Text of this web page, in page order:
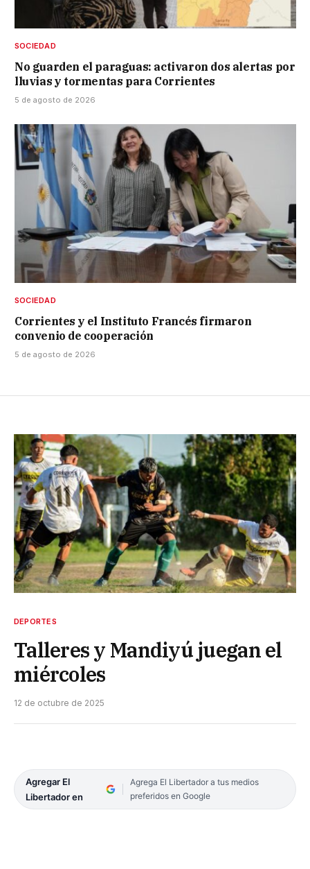
SOCIEDAD
No guarden el paraguas: activaron dos alertas por
lluvias y tormentas para Corrientes
5 de agosto de 2026
SOCIEDAD
Corrientes y el Instituto Francés firmaron
convenio de cooperación
5 de agosto de 2026
DEPORTES
Talleres y Mandiyú juegan el
miércoles
12 de octubre de 2025
Agregar El
Libertador en
Agrega El Libertador a tus medios
preferidos en Google